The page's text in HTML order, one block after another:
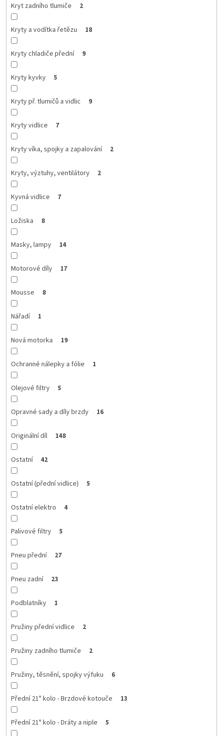
Kryt zadního tlumiče 2
Kryty a vodítka řetězu 18
Kryty chladiče přední 9
Kryty kyvky 5
Kryty př. tlumičů a vidlic 9
Kryty vidlice 7
Kryty víka, spojky a zapalování 2
Kryty, výztuhy, ventilátory 2
Kyvná vidlice 7
Ložiska 8
Masky, lampy 14
Motorové díly 17
Mousse 8
Nářadí 1
Nová motorka 19
Ochranné nálepky a fólie 1
Olejové filtry 5
Opravné sady a díly brzdy 16
Originální díl 148
Ostatní 42
Ostatní (přední vidlice) 5
Ostatní elektro 4
Palivové filtry 5
Pneu přední 27
Pneu zadní 23
Podblatníky 1
Pružiny přední vidlice 2
Pružiny zadního tlumiče 2
Pružiny, těsnění, spojky výfuku 6
Přední 21" kolo - Brzdové kotouče 13
Přední 21" kolo - Dráty a niple 5